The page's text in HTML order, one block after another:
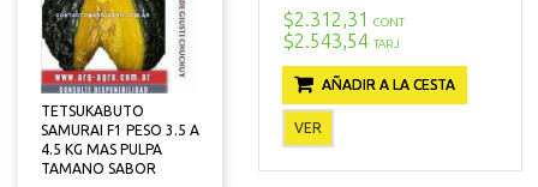
TETSUKABUTO
SAMURAI F1 PESO 3.5 A
4.5 KG MAS PULPA
TAMANO SABOR
$2.312,31 CONT
$2.543,54 TARJ
AÑADIR A LA CESTA
VER